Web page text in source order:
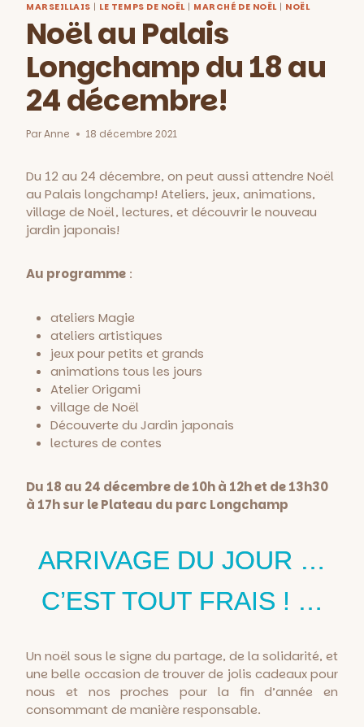
MARSEILLAIS | LE TEMPS DE NOËL| MARCHÉ DE NOËL| NOËL
Noël au Palais
Longchamp du 18 au
24 décembre!
ParAnne 18 décembre 2021
Du 12 au 24 décembre, on peut aussi attendre Noël
au Palais longchamp! Ateliers, jeux, animations,
village de Noël, lectures, et découvrir le nouveau
jardin japonais!
Au programme :
ateliers Magie
ateliers artistiques
jeux pour petits et grands
animations tous les jours
Atelier Origami
village de Noël
Découverte du Jardin japonais
lectures de contes
Du 18 au 24 décembre de 10h à 12h et de 13h30
à 17h sur le Plateau du parc Longchamp
ARRIVAGE DU JOUR …
C’EST TOUT FRAIS ! …
Un noël sous le signe du partage, de la solidarité, et
une belle occasion de trouver de jolis cadeaux pour
nous et nos proches pour la fin d’année en
consommant de manière responsable.